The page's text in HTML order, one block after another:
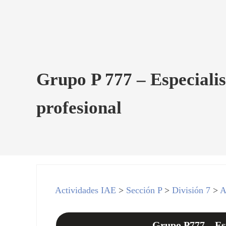
Grupo P 777 –
profesional
Actividades IAE > Sección P>División 7 >